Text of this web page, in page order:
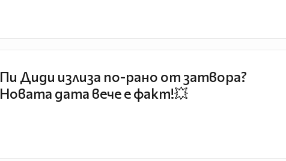
Пи Диди излиза по-рано от затвора?
Новата дата вече е факт!💥